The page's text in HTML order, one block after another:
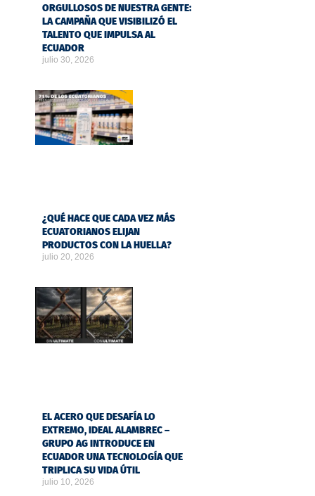
ORGULLOSOS DE NUESTRA GENTE:
LA CAMPAÑA QUE VISIBILIZÓ EL
TALENTO QUE IMPULSA AL
ECUADOR
julio 30, 2026
¿QUÉ HACE QUE CADA VEZ MÁS
ECUATORIANOS ELIJAN
PRODUCTOS CON LA HUELLA?
julio 20, 2026
EL ACERO QUE DESAFÍA LO
EXTREMO, IDEAL ALAMBREC –
GRUPO AG INTRODUCE EN
ECUADOR UNA TECNOLOGÍA QUE
TRIPLICA SU VIDA ÚTIL
julio 10, 2026